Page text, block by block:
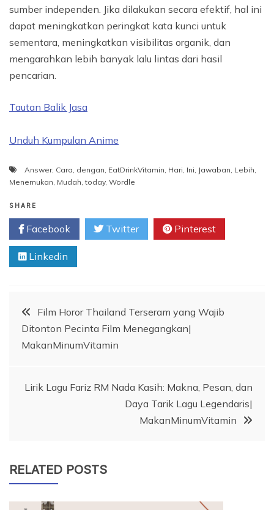
sumber independen. Jika dilakukan secara efektif, hal ini
dapat meningkatkan peringkat kata kunci untuk
sementara, meningkatkan visibilitas organik, dan
mengarahkan lebih banyak lalu lintas dari hasil
pencarian.
Tautan Balik Jasa
Unduh Kumpulan Anime
Answer, Cara, dengan, EatDrinkVitamin, Hari, Ini, Jawaban, Lebih,
Menemukan, Mudah,today, Wordle
SHARE
Facebook Twitter Pinterest
Linkedin
Post
navigation
Film Horor Thailand Terseram yang Wajib
Ditonton Pecinta Film Menegangkan|
MakanMinumVitamin
Lirik Lagu Fariz RM Nada Kasih: Makna, Pesan, dan
Daya Tarik Lagu Legendaris|
MakanMinumVitamin
RELATED POSTS